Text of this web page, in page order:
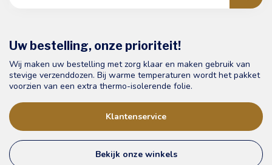
Uw bestelling, onze prioriteit!
Wij maken uw bestelling met zorg klaar en maken gebruik van
stevige verzenddozen. Bij warme temperaturen wordt het pakket
voorzien van een extra thermo-isolerende folie.
Klantenservice
Bekijk onze winkels